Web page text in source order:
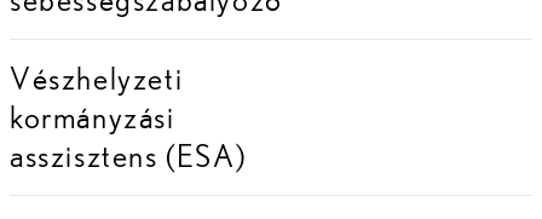
Vészhelyzeti
kormányzási
asszisztens (ESA)